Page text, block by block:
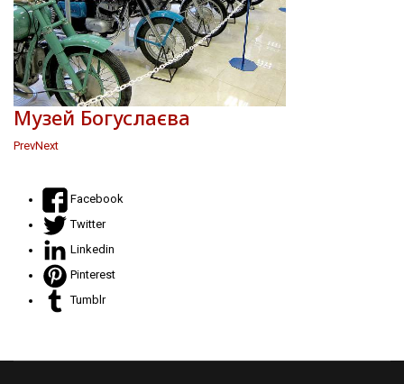
Музей Богуслаєва
PrevNext
Facebook
Twitter
Linkedin
Pinterest
Tumblr